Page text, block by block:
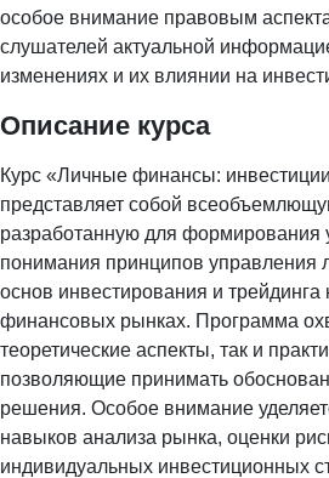
особое внимание правовым
слушателей актуальной
изменениях и их влиянии на
Описание курса
Курс «Личные финансы:
представляет собой
разработанную для формирования
понимания принципов
основ инвестирования и трейдинга
финансовых рынках. Программа
теоретические аспекты, так и
позволяющие принимать
решения. Особое внимание
навыков анализа рынка, оценки
индивидуальных инвестиционных